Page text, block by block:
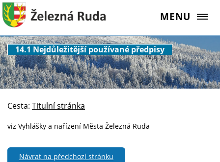
MENU
14.1 Nejdůležitější používané předpisy
Cesta: Titulní stránka
viz Vyhlášky a nařízení Města Železná Ruda
Návrat na předchozí stránku